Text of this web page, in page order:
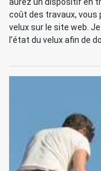
aurez un dispositif en
coût des travaux, vous
velux sur le site web.
l’état du velux afin de